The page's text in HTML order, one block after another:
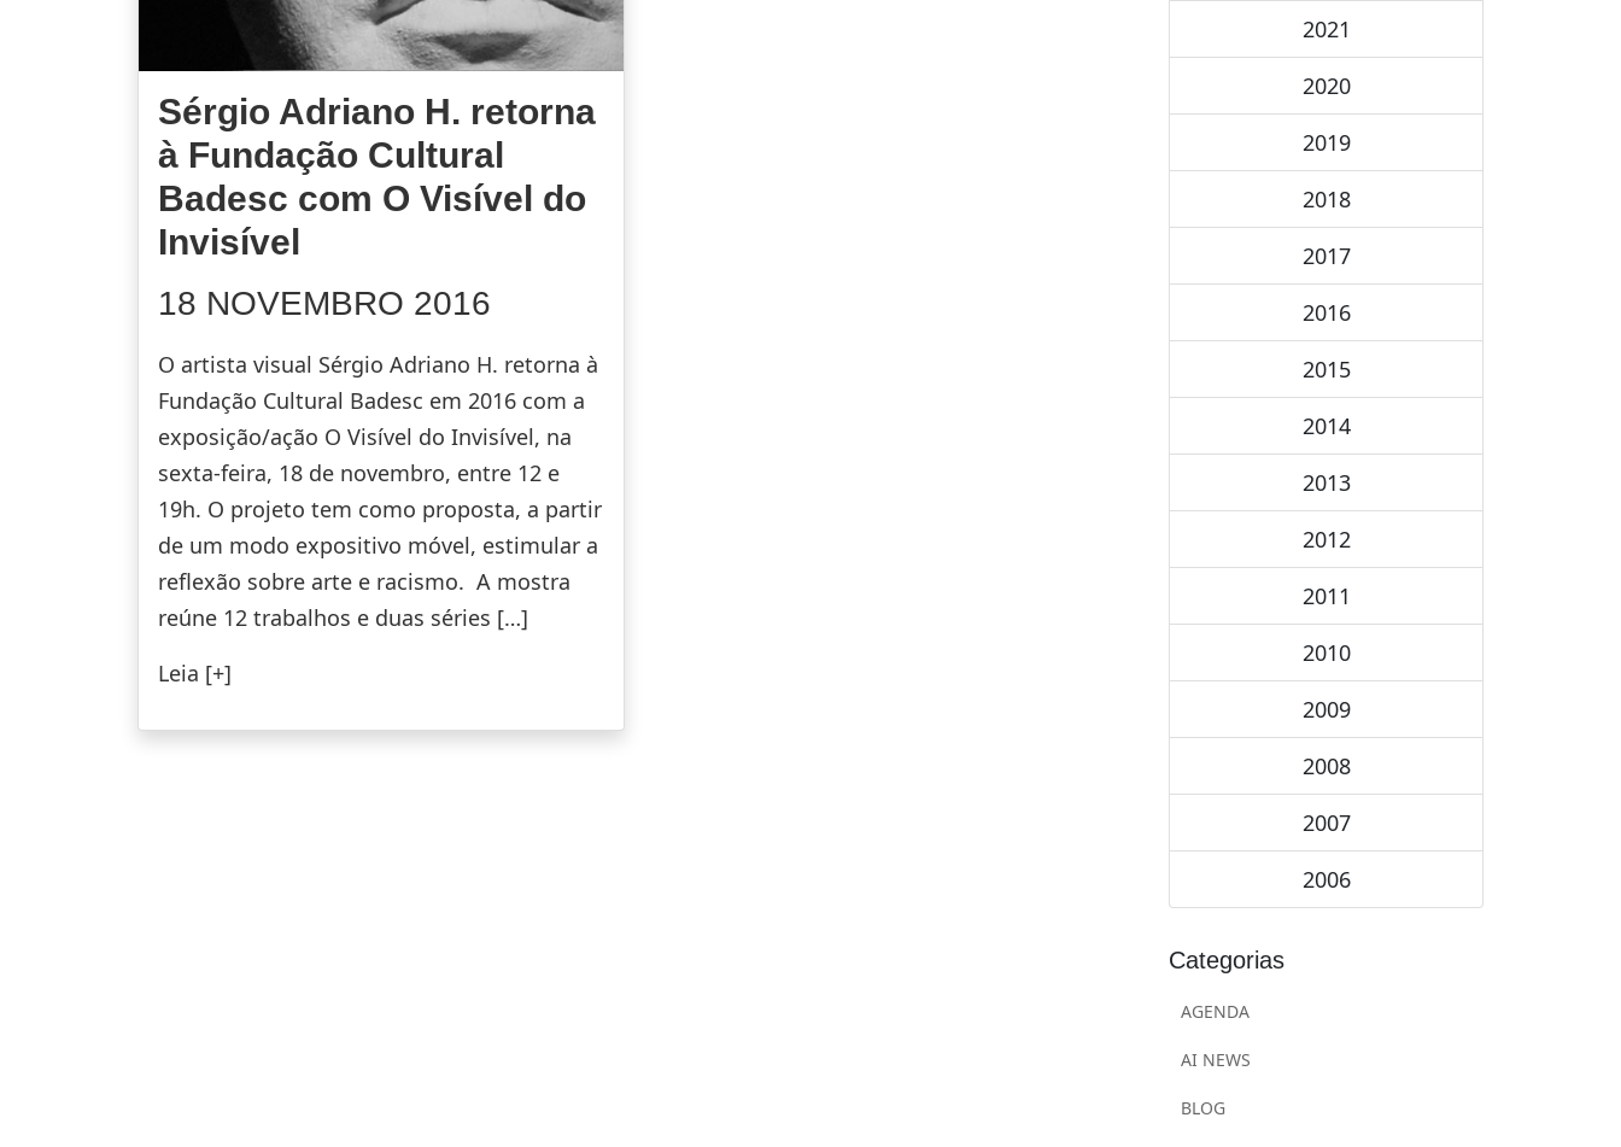
Sérgio Adriano H. retorna
à Fundação Cultural
Badesc com O Visível do
Invisível
18 NOVEMBRO 2016
O artista visual Sérgio Adriano H. retorna à
Fundação Cultural Badesc em 2016 com a
exposição/ação O Visível do Invisível, na
sexta-feira, 18 de novembro, entre 12 e
19h. O projeto tem como proposta, a partir
de um modo expositivo móvel, estimular a
reflexão sobre arte e racismo. A mostra
reúne 12 trabalhos e duas séries […]
Leia [+]
2021
2020
2019
2018
2017
2016
2015
2014
2013
2012
2011
2010
2009
2008
2007
2006
Categorias
AGENDA
AI NEWS
BLOG